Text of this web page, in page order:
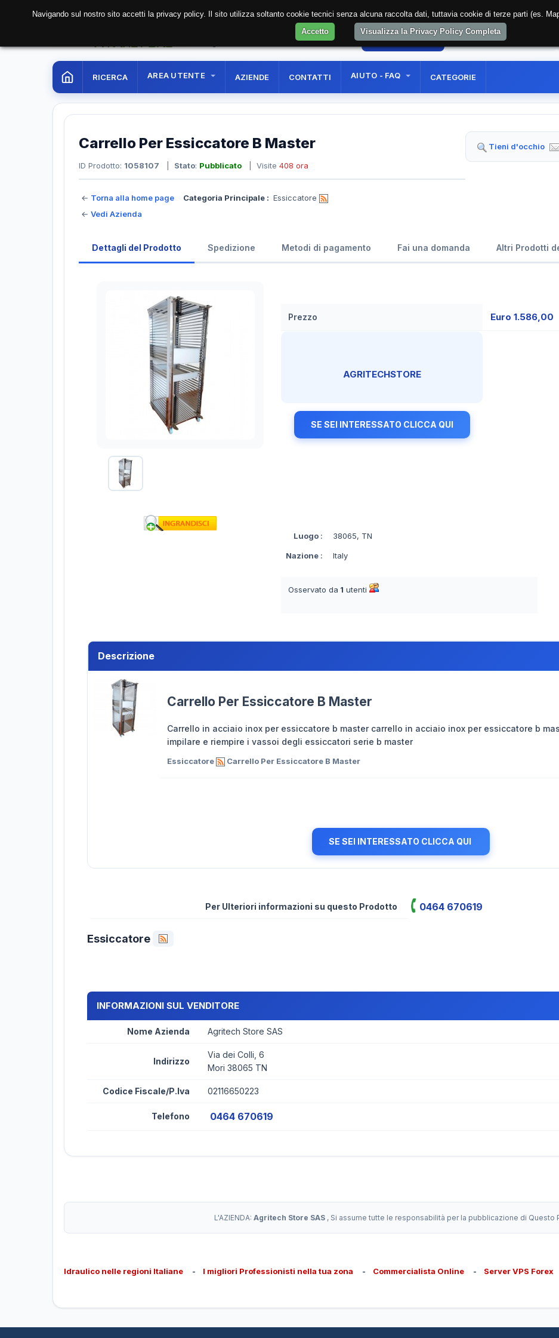
AREA RISERVATA REGISTRAZIONE UTENTE
RICERCA AREA UTENTE AZIENDE CONTATTI AIUTO - FAQ CATEGORIE
Carrello Per Essiccatore B Master
ID Prodotto: 1058107 Stato: Pubblicato | Visite 408 ora
← Torna alla home page
← Vedi Azienda
Categoria Principale : Essiccatore
Tieni d'occhio
Dettagli del Prodotto Spedizione Metodi di pagamento Fai una domanda Altri Prodotti
Prezzo Euro 1.586,00
AGRITECHSTORE
SE SEI INTERESSATO CLICCA QUI
Luogo : 38065, TN
Nazione : Italy
Osservato da 1 utenti
Descrizione
Carrello Per Essiccatore B Master
Carrello in acciaio inox per essiccatore b master carrello in acciaio inox per essiccatore b
impilare e riempire i vassoi degli essiccatori serie b master
Essiccatore Carrello Per Essiccatore B Master
SE SEI INTERESSATO CLICCA QUI
Per Ulteriori informazioni su questo Prodotto 0464 670619
Essiccatore
INFORMAZIONI SUL VENDITORE
Nome Azienda Agritech Store SAS
Indirizzo
Via dei Colli, 6
Mori 38065 TN
Codice Fiscale/P.Iva 02116650223
Telefono 0464 670619
L'AZIENDA: Agritech Store SAS , Si assume tutte le responsabilità per la pubblicazione di Questo
Idraulico nelle regioni Italiane - I migliori Professionisti nella tua zona - Commercialista Online - Server VPS Forex
Navigando sul nostro sito accetti la privacy policy. Il sito utilizza soltanto cookie tecnici senza alcuna raccolta dati, tuttavia cookie di terze parti (es.
Accetto
Visualizza la Privacy Policy Completa